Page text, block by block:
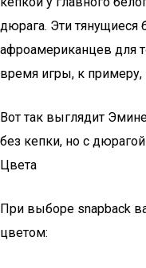
дюрага. Эти тянущиеся
афроамериканцев для
время игры, к примеру,
Вот так выглядит
без кепки, но с
Цвета
При выборе snapback
цветом: